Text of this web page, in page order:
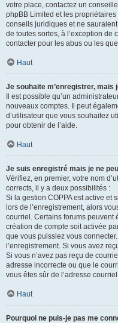
votre place, contactez un
phpBB Limited et les
conseils juridiques et ne
de toutes sortes, à l’exception de
contacter pour les abus ou les
Haut
Je souhaite m’enregistrer, mais
Il est possible qu’un
nouveaux comptes. Il peut
d’utilisateur que vous souhaitez
pour obtenir de l’aide.
Haut
Je suis enregistré mais je ne
Vérifiez, en premier, votre nom
corrects, il y a deux possibilités :
Si la gestion COPPA est active et
lors de l’enregistrement, alors
courriel. Certains forums peuvent
création de compte soit activée
que vous puissiez vous
l’enregistrement. Si vous avez
Si vous n’avez pas reçu de
adresse incorrecte ou que le
vous êtes sûr de l’adresse
Haut
Pourquoi ne puis-je pas me